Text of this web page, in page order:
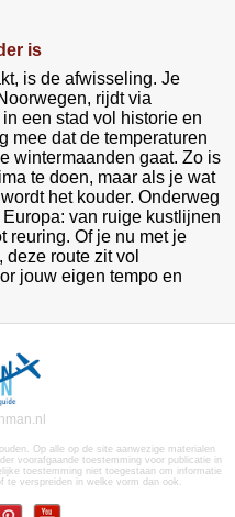
is
is de afwisseling. Je
rijdt via
een stad vol historie en
mee dat de temperaturen
wintermaanden gaat. Zo is
te doen, maar als je wat
het kouder. Onderweg
van ruige kustlijnen
reuring. Of je nu met je
deze route zit vol
jouw eigen tempo en
Op alle op de site aanwezige materialen
voorafgaande toestemming voor publicatie in
toestemming niet toegestaan om informatie
te verspreiden in welke vorm dan ook.